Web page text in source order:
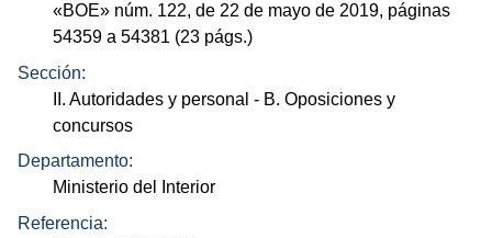
«BOE» núm. 122, de 22 de mayo de 2019, páginas
54359 a 54381 (23 págs.)
Sección:
II. Autoridades y personal - B. Oposiciones y
concursos
Departamento:
Ministerio del Interior
Referencia: